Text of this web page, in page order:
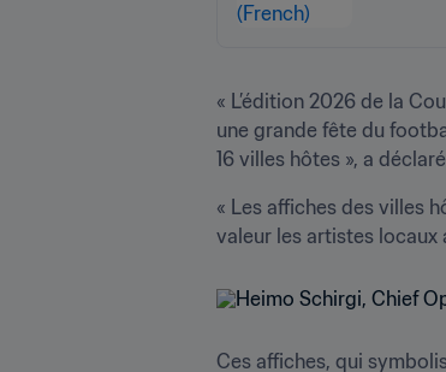
« L’édition 2026 de la
une grande fête du
16 villes hôtes », a
« Les affiches des villes
valeur les artistes locaux
Ces affiches, qui